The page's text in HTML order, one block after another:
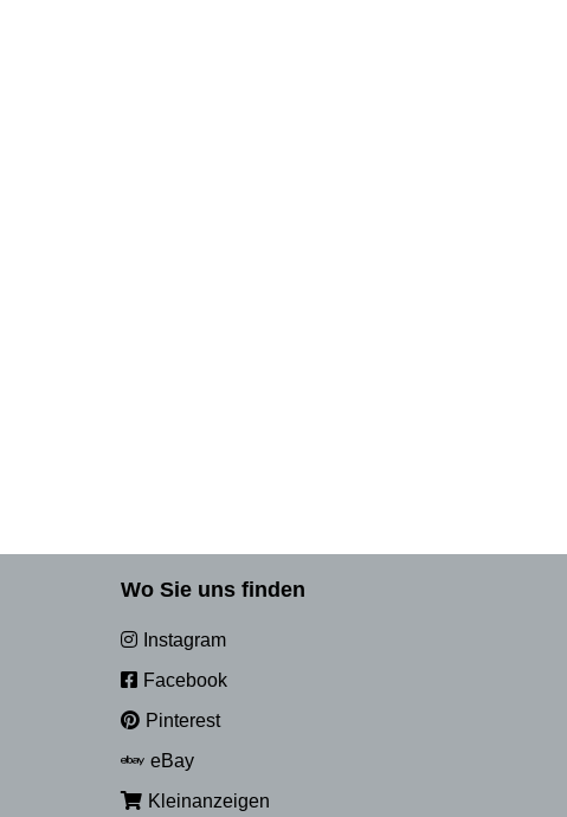
Wo Sie uns finden
Instagram
Facebook
Pinterest
eBay
Kleinanzeigen